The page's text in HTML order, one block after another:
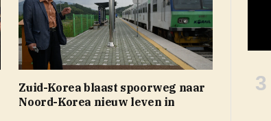
Zuid-Korea blaast spoorweg naar
Noord-Korea nieuw leven in